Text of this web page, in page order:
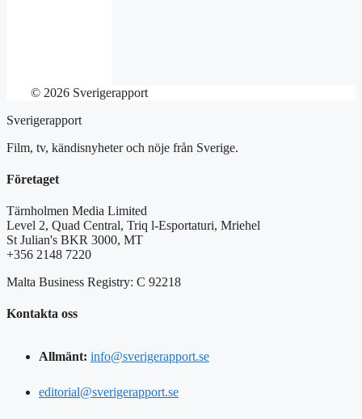
© 2026 Sverigerapport
Sverigerapport
Film, tv, kändisnyheter och nöje från Sverige.
Företaget
Tärnholmen Media Limited
Level 2, Quad Central, Triq l-Esportaturi, Mriehel
St Julian's BKR 3000, MT
+356 2148 7220
Malta Business Registry: C 92218
Kontakta oss
Allmänt: info@sverigerapport.se
editorial@sverigerapport.se